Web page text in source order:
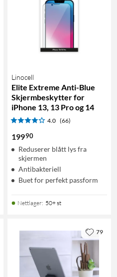
Linocell
Elite Extreme Anti-Blue
Skjermbeskytter for
iPhone 13, 13 Pro og 14
4.0 (66)
19990
Reduserer blått lys fra
skjermen
Antibakteriell
Buet for perfekt passform
Nettlager: 50+ st
79